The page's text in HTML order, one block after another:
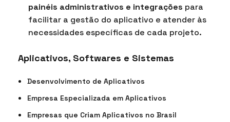
painéis administrativos e integrações para
facilitar a gestão do aplicativo e atender às
necessidades específicas de cada projeto.
Aplicativos, Softwares e Sistemas
Desenvolvimento de Aplicativos
Empresa Especializada em Aplicativos
Empresas que Criam Aplicativos no Brasil